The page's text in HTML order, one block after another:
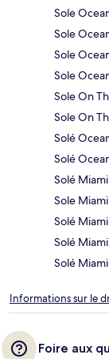
Sole
Sole
Sole
Sole
Sole On
Sole On
Solé
Solé
Solé
Sole
Solé
Solé
Solé
Informations sur le
Foire aux